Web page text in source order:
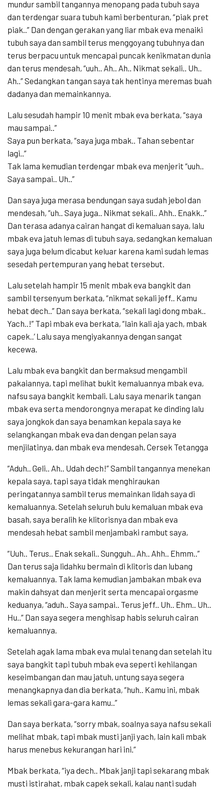
mundur sambil tangannya menopang pada tubuh saya
dan terdengar suara tubuh kami berbenturan, “piak pret
piak..” Dan dengan gerakan yang liar mbak eva menaiki
tubuh saya dan sambil terus menggoyang tubuhnya dan
terus berpacu untuk mencapai puncak kenikmatan dunia
dan terus mendesah, “uuh.. Ah.. Ah.. Nikmat sekali.. Uh..
Ah..” Sedangkan tangan saya tak hentinya meremas buah
dadanya dan memainkannya.
Lalu sesudah hampir 10 menit mbak eva berkata, “saya
mau sampai..”
Saya pun berkata, “saya juga mbak.. Tahan sebentar
lagi..”
Tak lama kemudian terdengar mbak eva menjerit “uuh..
Saya sampai.. Uh..”
Dan saya juga merasa bendungan saya sudah jebol dan
mendesah, “uh.. Saya juga.. Nikmat sekali.. Ahh.. Enakk..”
Dan terasa adanya cairan hangat di kemaluan saya, lalu
mbak eva jatuh lemas di tubuh saya, sedangkan kemaluan
saya juga belum dicabut keluar karena kami sudah lemas
sesedah pertempuran yang hebat tersebut.
Lalu setelah hampir 15 menit mbak eva bangkit dan
sambil tersenyum berkata, “nikmat sekali jeff.. Kamu
hebat dech..” Dan saya berkata, “sekali lagi dong mbak..
Yach..!” Tapi mbak eva berkata, “lain kali aja yach, mbak
capek..’ Lalu saya mengiyakannya dengan sangat
kecewa.
Lalu mbak eva bangkit dan bermaksud mengambil
pakaiannya, tapi melihat bukit kemaluannya mbak eva,
nafsu saya bangkit kembali. Lalu saya menarik tangan
mbak eva serta mendorongnya merapat ke dinding lalu
saya jongkok dan saya benamkan kepala saya ke
selangkangan mbak eva dan dengan pelan saya
menjilatinya, dan mbak eva mendesah, Cersek Tetangga
“Aduh.. Geli.. Ah.. Udah dech!” Sambil tangannya menekan
kepala saya, tapi saya tidak menghiraukan
peringatannya sambil terus memainkan lidah saya di
kemaluannya. Setelah seluruh bulu kemaluan mbak eva
basah, saya beralih ke klitorisnya dan mbak eva
mendesah hebat sambil menjambaki rambut saya,
“Uuh.. Terus.. Enak sekali.. Sungguh.. Ah.. Ahh.. Ehmm..”
Dan terus saja lidahku bermain di klitoris dan lubang
kemaluannya. Tak lama kemudian jambakan mbak eva
makin dahsyat dan menjerit serta mencapai orgasme
keduanya, “aduh.. Saya sampai.. Terus jeff.. Uh.. Ehm.. Uh..
Hu..” Dan saya segera menghisap habis seluruh cairan
kemaluannya.
Setelah agak lama mbak eva mulai tenang dan setelah itu
saya bangkit tapi tubuh mbak eva seperti kehilangan
keseimbangan dan mau jatuh, untung saya segera
menangkapnya dan dia berkata, “huh.. Kamu ini, mbak
lemas sekali gara-gara kamu..”
Dan saya berkata, “sorry mbak, soalnya saya nafsu sekali
melihat mbak, tapi mbak musti janji yach, lain kali mbak
harus menebus kekurangan hari ini.”
Mbak berkata, “iya dech.. Mbak janji tapi sekarang mbak
musti istirahat, mbak capek sekali, kalau nanti sudah